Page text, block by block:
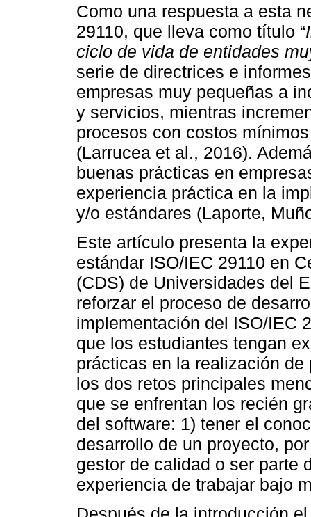
Como una respuesta a esta
29110, que lleva como título “
ciclo de vida de entidades
serie de directrices e
empresas muy pequeñas a
y servicios, mientras
procesos con costos
(Larrucea et al., 2016).
buenas prácticas en
experiencia práctica en la
y/o estándares (Laporte,
Este artículo presenta la
estándar ISO/IEC 29110 en
(CDS) de Universidades del
reforzar el proceso de
implementación del ISO/IEC
que los estudiantes tengan
prácticas en la realización
los dos retos principales
que se enfrentan los recién
del software: 1) tener el
desarrollo de un proyecto,
gestor de calidad o ser parte
experiencia de trabajar bajo